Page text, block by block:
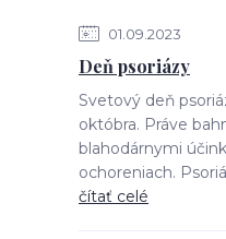
01.09.2023
Deň psoriázy
Svetový deň
októbra. Práve
blahodárnymi
ochoreniach.
čítať celé